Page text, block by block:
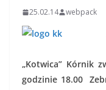
25.02.14 webpack
„Kotwica” Kórnik
godzinie 18.00